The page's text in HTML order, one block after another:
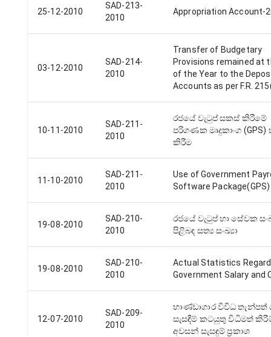
25-12-2010
SAD-213-
2010
Appropriation Account-
03-12-2010
SAD-214-
2010
Transfer of Budgetary
Provisions remained at
of the Year to the
Accounts as per F.R.
10-11-2010
SAD-211-
2010
රජයේ වැටුප් සකස් කිරීමේ
පරිගණක මෘදුකාංග (GPS)
කිරීම
11-10-2010
SAD-211-
2010
Use of Government
Software Package(GPS)
19-08-2010
SAD-210-
2010
රජයේ වැටුප් හා සේවක
පිළිබඳ සත්‍ය සංඛ්‍යා
19-08-2010
SAD-210-
2010
Actual Statistics
Government Salary and
12-07-2010
SAD-209-
2010
භාණ්ඩාගාර විවිධ
සැසඳීම් කටයුතු විධිමත්
අවසන් සැසඳුම් ප්‍රකාශ